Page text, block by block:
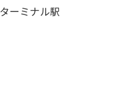
ーミナル駅